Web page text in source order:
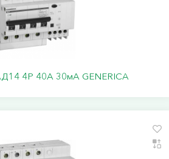
4Р 40А 30мА GENERICA